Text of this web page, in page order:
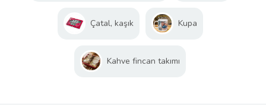
Çatal, kaşık Kupa
Kahve fincan takımı